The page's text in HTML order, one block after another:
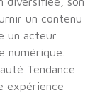
un contenu
un acteur
numérique.
Tendance
expérience